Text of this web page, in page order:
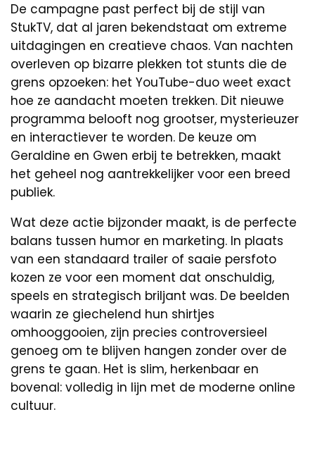
De campagne past perfect bij de stijl van
StukTV, dat al jaren bekendstaat om extreme
uitdagingen en creatieve chaos. Van nachten
overleven op bizarre plekken tot stunts die de
grens opzoeken: het YouTube-duo weet exact
hoe ze aandacht moeten trekken. Dit nieuwe
programma belooft nog grootser, mysterieuzer
en interactiever te worden. De keuze om
Geraldine en Gwen erbij te betrekken, maakt
het geheel nog aantrekkelijker voor een breed
publiek.
Wat deze actie bijzonder maakt, is de perfecte
balans tussen humor en marketing. In plaats
van een standaard trailer of saaie persfoto
kozen ze voor een moment dat onschuldig,
speels en strategisch briljant was. De beelden
waarin ze giechelend hun shirtjes
omhooggooien, zijn precies controversieel
genoeg om te blijven hangen zonder over de
grens te gaan. Het is slim, herkenbaar en
bovenal: volledig in lijn met de moderne online
cultuur.